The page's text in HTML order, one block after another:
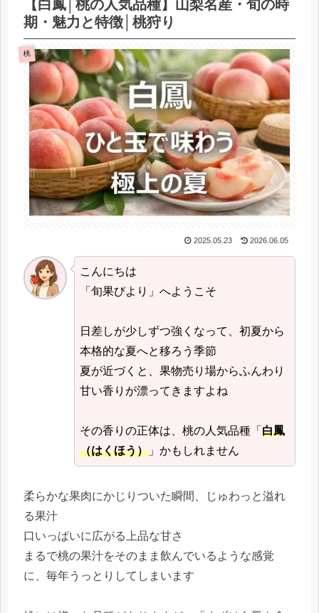
【白鳳│桃の人気品種】山梨名産・旬の時
期・魅力と特徴│桃狩り
桃
2025.05.23 2026.06.05
こんにちは
「旬果びより」へようこそ
日差しが少しずつ強くなって、初夏から
本格的な夏へと移ろう季節
夏が近づくと、果物売り場からふんわり
甘い香りが漂ってきますよね
その香りの正体は、桃の人気品種「白鳳
（はくほう） 」かもしれません
柔らかな果肉にかじりついた瞬間、じゅわっと溢れ
る果汁
口いっぱいに広がる上品な甘さ
まるで桃の果汁をそのまま飲んでいるような感覚
に、毎年うっとりしてしまいます